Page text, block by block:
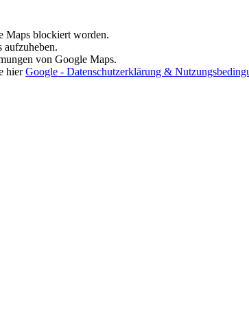
Maps blockiert worden.
von Google Maps.
hierGoogle - Datenschutzerklärung &